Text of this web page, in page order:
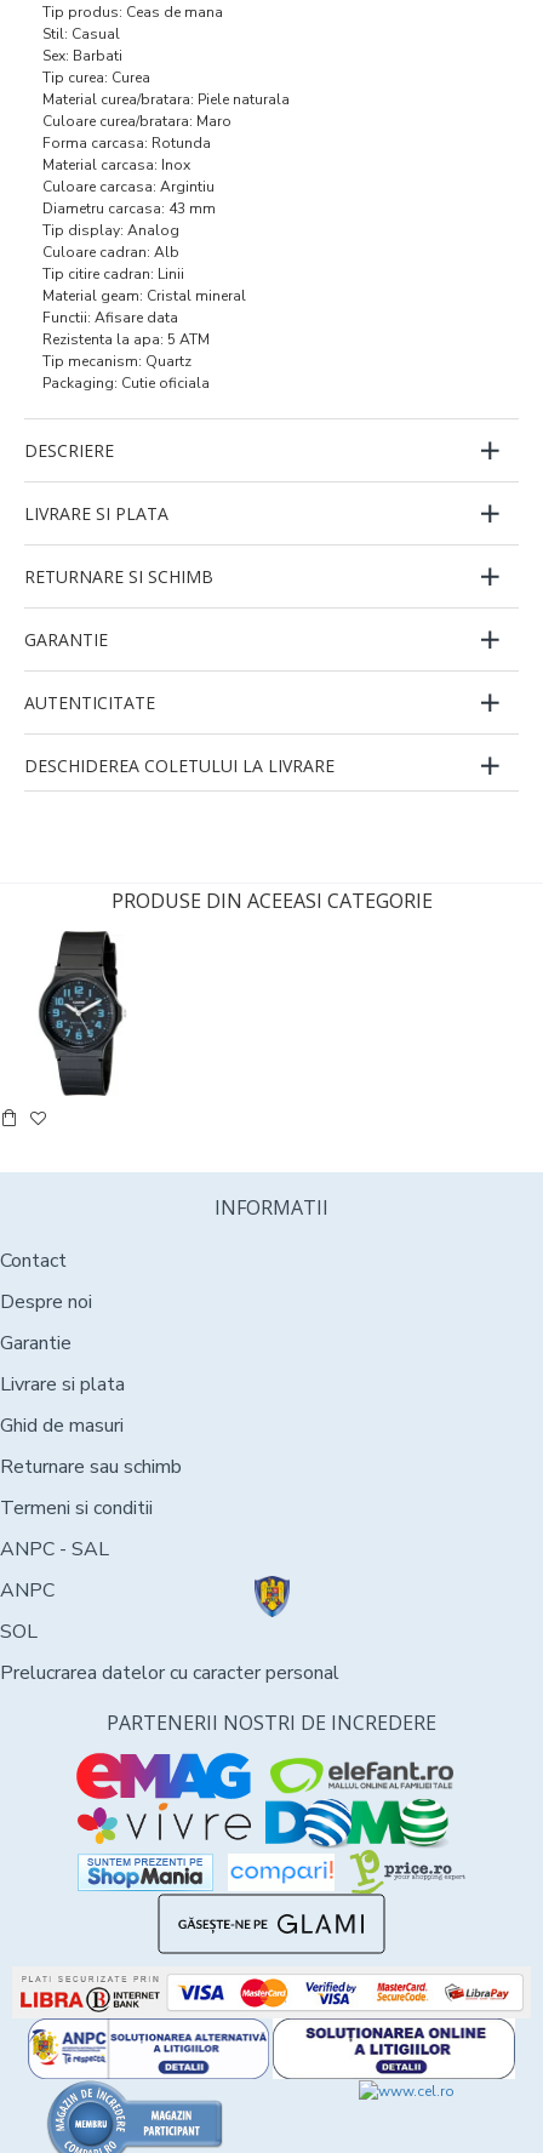
Tip produs: Ceas de mana
Stil: Casual
Sex: Barbati
Tip curea: Curea
Material curea/bratara: Piele naturala
Culoare curea/bratara: Maro
Forma carcasa: Rotunda
Material carcasa: Inox
Culoare carcasa: Argintiu
Diametru carcasa: 43 mm
Tip display: Analog
Culoare cadran: Alb
Tip citire cadran: Linii
Material geam: Cristal mineral
Functii: Afisare data
Rezistenta la apa: 5 ATM
Tip mecanism: Quartz
Packaging: Cutie oficiala
DESCRIERE
LIVRARE SI PLATA
RETURNARE SI SCHIMB
GARANTIE
AUTENTICITATE
DESCHIDEREA COLETULUI LA LIVRARE
PRODUSE DIN ACEEASI CATEGORIE
INFORMATII
Contact
Despre noi
Garantie
Livrare si plata
Ghid de masuri
Returnare sau schimb
Termeni si conditii
ANPC - SAL
ANPC
SOL
Prelucrarea datelor cu caracter personal
PARTENERII NOSTRI DE INCREDERE